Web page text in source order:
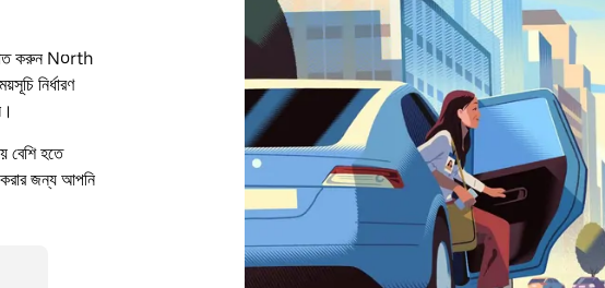
করুন North
নির্ধারণ
হতে
জন্য আপনি